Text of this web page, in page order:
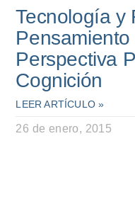
Tecnología y
Perspectiva
Cognición
LEER ARTÍCULO »
26 de enero, 2015